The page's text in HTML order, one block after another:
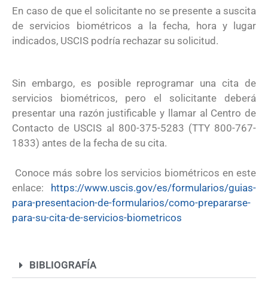
En caso de que el solicitante no se presente a suscita
de servicios biométricos a la fecha, hora y lugar
indicados, USCIS podría rechazar su solicitud.
Sin embargo, es posible reprogramar una cita de
servicios biométricos, pero el solicitante deberá
presentar una razón justificable y llamar al Centro de
Contacto de USCIS al 800-375-5283 (TTY 800-767-
1833) antes de la fecha de su cita.
Conoce más sobre los servicios biométricos en este
enlace: https://www.uscis.gov/es/formularios/guias-
para-presentacion-de-formularios/como-prepararse-
para-su-cita-de-servicios-biometricos
BIBLIOGRAFÍA